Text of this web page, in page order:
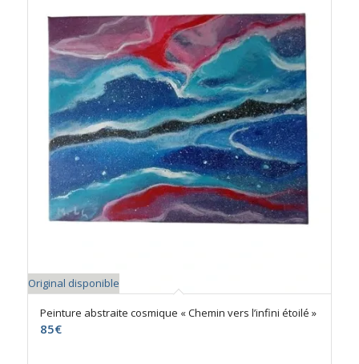
Original disponible
Peinture abstraite cosmique « Chemin vers l’infini étoilé »
85€